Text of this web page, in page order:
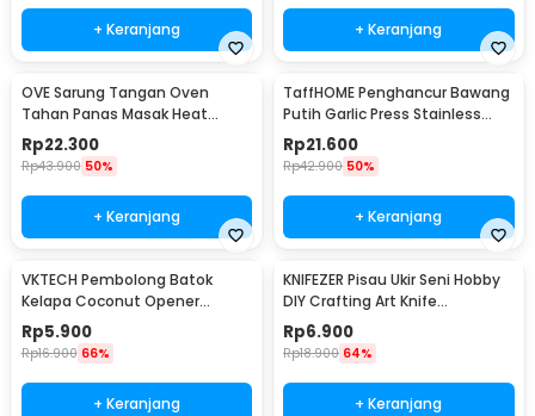
+ Keranjang + Keranjang
OVE Sarung Tangan Oven
Tahan Panas Masak Heat
Resistant Gloves - 540F
Rp22.300
Rp43.900 50%
+ Keranjang
TaffHOME Penghancur Bawang
Putih Garlic Press Stainless
Steel - A42
Rp21.600
Rp42.900 50%
+ Keranjang
VKTECH Pembolong Batok
Kelapa Coconut Opener
Stainless Steel 1 PCS - 399
Rp5.900
Rp16.900 66%
+ Keranjang
KNIFEZER Pisau Ukir Seni Hobby
DIY Crafting Art Knife
Aluminium Handle - WL-9309
Rp6.900
Rp18.900 64%
+ Keranjang